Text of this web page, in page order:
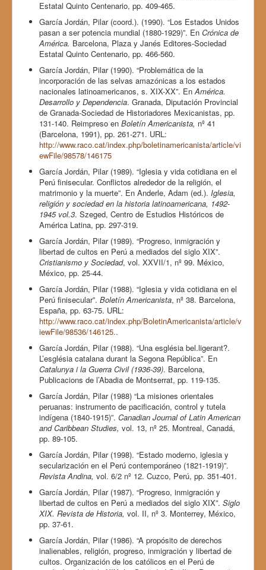
Estatal Quinto Centenario, pp. 409-465.
García Jordán, Pilar (coord.). (1990). “Los Estados Unidos
pasan a ser potencia mundial (1880-1929)”. En Crónica de
América. Barcelona, Plaza y Janés Editores-Sociedad
Estatal Quinto Centenario, pp. 466-560.
García Jordán, Pilar (1990). “Problemática de la
incorporación de las selvas amazónicas a los estados
nacionales latinoamericanos, s. XIX-XX”. EnAmérica.
Desarrollo y Dependencia. Granada, Diputación Provincial
de Granada-Sociedad de Historiadores Mexicanistas, pp.
131-140. Reimpreso en Boletín Americanista, nº 41
(Barcelona, 1991), pp. 261-271. URL:
http://www.raco.cat/index.php/boletinamericanista/article/vi
ewFile/98578/146175
García Jordán, Pilar (1989). “Iglesia y vida cotidiana en el
Perú finisecular. Conflictos alrededor de la religión, el
matrimonio y la muerte”. En Anderle, Adam (ed.). Iglesia,
religión y sociedad en la historia latinoamericana, 1492-
1945 vol.3. Szeged, Centro de Estudios Históricos de
América Latina, pp. 297-319.
García Jordán, Pilar (1989). “Progreso, inmigración y
libertad de cultos en Perú a mediados del siglo XIX”.
Cristianismo y Sociedad, vol. XXVII/1, nº 99. México,
México, pp. 25-44.
García Jordán, Pilar (1988). “Iglesia y vida cotidiana en el
Perú finisecular”. Boletín Americanista, nº 38. Barcelona,
España, pp. 63-75. URL:
http://www.raco.cat/index.php/BoletinAmericanista/article/v
iewFile/98536/146125..
García Jordán, Pilar (1988). “Una església bel.ligerant?.
L’església catalana durant la Segona República”. En
Catalunya i la Guerra Civil (1936-39). Barcelona,
Publicacions de l’Abadia de Montserrat, pp. 119-135.
García Jordán, Pilar (1988) “La misiones orientales
peruanas: instrumento de pacificación, control y tutela
indígena (1840-1915)”. Canadian Journal of Latin American
and Caribbean Studies, vol. 13, nº 25. Montreal, Canadá,
pp. 89-105.
García Jordán, Pilar (1998). “Estado moderno, iglesia y
secularización en el Perú contemporáneo (1821-1919)”.
Revista Andina, vol. 6/2 nº 12. Cuzco, Perú, pp. 351-401.
García Jordán, Pilar (1987). “Progreso, inmigración y
libertad de cultos en Perú a mediados del siglo XIX”. Siglo
XIX. Revista de Historia, vol. II, nº 3. Monterrey, México,
pp. 37-61.
García Jordán, Pilar (1986). “A propósito de derechos
inalienables, religión, progreso, inmigración y libertad de
cultos. Organización de los católicos en el Perú de